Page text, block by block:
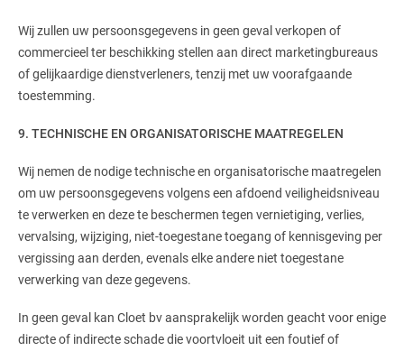
Wij zullen uw persoonsgegevens in geen geval verkopen of
commercieel ter beschikking stellen aan direct marketingbureaus
of gelijkaardige dienstverleners, tenzij met uw voorafgaande
toestemming.
9. TECHNISCHE EN ORGANISATORISCHE MAATREGELEN
Wij nemen de nodige technische en organisatorische maatregelen
om uw persoonsgegevens volgens een afdoend veiligheidsniveau
te verwerken en deze te beschermen tegen vernietiging, verlies,
vervalsing, wijziging, niet-toegestane toegang of kennisgeving per
vergissing aan derden, evenals elke andere niet toegestane
verwerking van deze gegevens.
In geen geval kan Cloet bv aansprakelijk worden geacht voor enige
directe of indirecte schade die voortvloeit uit een foutief of